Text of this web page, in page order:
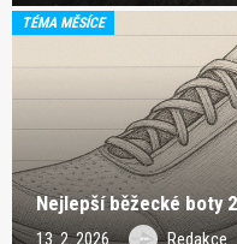
TÉMA MĚSÍCE
Nejlepší běžecké boty
13. 2. 2026 Redakce